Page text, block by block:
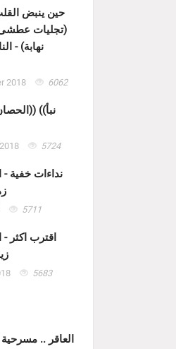
حين ينبض
(تجليات
نهابة) -
2018 6062
5724
نداءات خفية -
5711
اقترب اكثر -
5683
العاقر .. مسرحية